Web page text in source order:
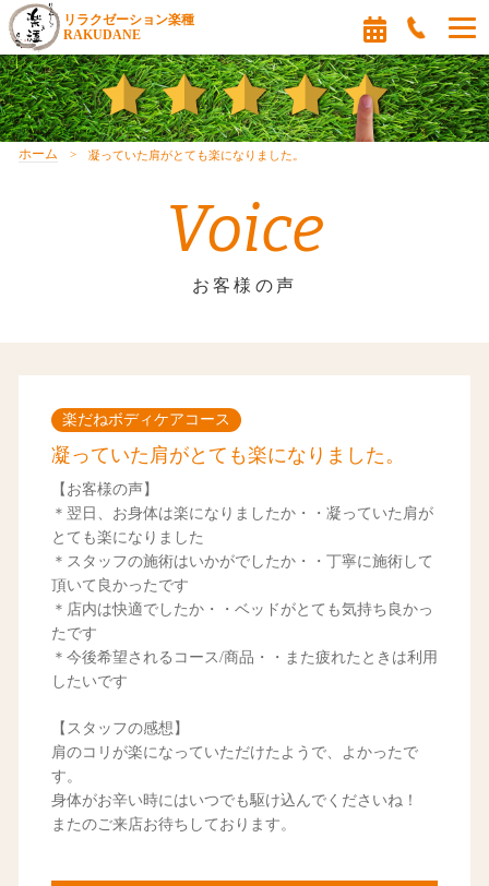
リラクゼーション楽種
RAKUDANE
ホーム 凝っていた肩がとても楽になりました。
Voice
お客様の声
楽だねボディケアコース
凝っていた肩がとても楽になりました。
【お客様の声】
＊翌日、お身体は楽になりましたか・・凝っていた肩が
とても楽になりました
＊スタッフの施術はいかがでしたか・・丁寧に施術して
頂いて良かったです
＊店内は快適でしたか・・ベッドがとても気持ち良かっ
たです
＊今後希望されるコース/商品・・また疲れたときは利用
したいです
【スタッフの感想】
肩のコリが楽になっていただけたようで、よかったで
す。
身体がお辛い時にはいつでも駆け込んでくださいね！
またのご来店お待ちしております。